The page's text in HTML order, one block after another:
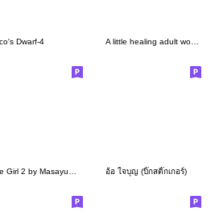
Dwarf-4 A little healing adult women's 9 S/S
Cute Girl 2 by Masayumi (English Ver.) อ้อ ใจบุญ (บิ๊กสติ๊กเกอร์)